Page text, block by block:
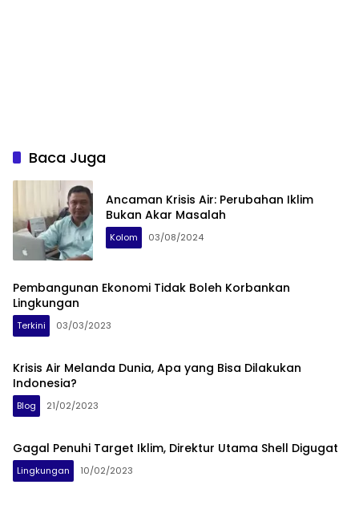
Baca Juga
Ancaman Krisis Air: Perubahan Iklim
Bukan Akar Masalah
Kolom 03/08/2024
Pembangunan Ekonomi Tidak Boleh Korbankan
Lingkungan
Terkini 03/03/2023
Krisis Air Melanda Dunia, Apa yang Bisa Dilakukan
Indonesia?
Blog 21/02/2023
Gagal Penuhi Target Iklim, Direktur Utama Shell Digugat
Lingkungan 10/02/2023